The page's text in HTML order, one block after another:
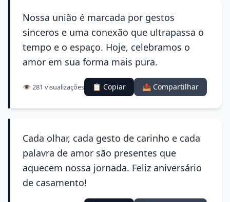
Nossa união é marcada por gestos
sinceros e uma conexão que ultrapassa o
tempo e o espaço. Hoje, celebramos o
amor em sua forma mais pura.
👁️ 281 visualizações 📋 Copiar 📤 Compartilhar
Cada olhar, cada gesto de carinho e cada
palavra de amor são presentes que
aquecem nossa jornada. Feliz aniversário
de casamento!